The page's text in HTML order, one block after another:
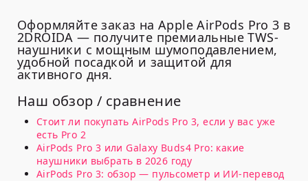
Оформляйте заказ на Apple AirPods Pro 3 в
2DROIDA — получите премиальные TWS-
наушники с мощным шумоподавлением,
удобной посадкой и защитой для
активного дня.
Наш обзор / сравнение
Стоит ли покупать AirPods Pro 3, если у вас уже
есть Pro 2
AirPods Pro 3 или Galaxy Buds4 Pro: какие
наушники выбрать в 2026 году
AirPods Pro 3: обзор — пульсометр и ИИ-перевод